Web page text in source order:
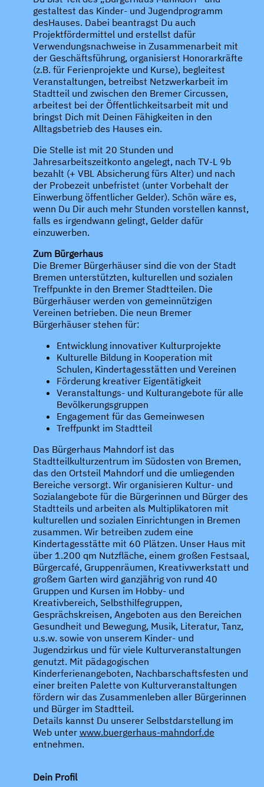
gestaltest das Kinder- und Jugendprogramm
desHauses. Dabei beantragst Du auch
Projektfördermittel und erstellst dafür
Verwendungsnachweise in Zusammenarbeit mit
der Geschäftsführung, organisierst Honorarkräfte
(z.B. für Ferienprojekte und Kurse), begleitest
Veranstaltungen, betreibst Netzwerkarbeit im
Stadtteil und zwischen den Bremer Circussen,
arbeitest bei der Öffentlichkeitsarbeit mit und
bringst Dich mit Deinen Fähigkeiten in den
Alltagsbetrieb des Hauses ein.
Die Stelle ist mit 20 Stunden und
Jahresarbeitszeitkonto angelegt, nach TV-L 9b
bezahlt (+ VBL Absicherung fürs Alter) und nach
der Probezeit unbefristet (unter Vorbehalt der
Einwerbung öffentlicher Gelder). Schön wäre es,
wenn Du Dir auch mehr Stunden vorstellen kannst,
falls es irgendwann gelingt, Gelder dafür
einzuwerben.
Zum Bürgerhaus
Die Bremer Bürgerhäuser sind die von der Stadt
Bremen unterstützten, kulturellen und sozialen
Treffpunkte in den Bremer Stadtteilen. Die
Bürgerhäuser werden von gemeinnützigen
Vereinen betrieben. Die neun Bremer
Bürgerhäuser stehen für:
Entwicklung innovativer Kulturprojekte
Kulturelle Bildung in Kooperation mit
Schulen, Kindertagesstätten und Vereinen
Förderung kreativer Eigentätigkeit
Veranstaltungs- und Kulturangebote für alle
Bevölkerungsgruppen
Engagement für das Gemeinwesen
Treffpunkt im Stadtteil
Das Bürgerhaus Mahndorf ist das
Stadtteilkulturzentrum im Südosten von Bremen,
das den Ortsteil Mahndorf und die umliegenden
Bereiche versorgt. Wir organisieren Kultur- und
Sozialangebote für die Bürgerinnen und Bürger des
Stadtteils und arbeiten als Multiplikatoren mit
kulturellen und sozialen Einrichtungen in Bremen
zusammen. Wir betreiben zudem eine
Kindertagesstätte mit 60 Plätzen. Unser Haus mit
über 1.200 qm Nutzfläche, einem großen Festsaal,
Bürgercafé, Gruppenräumen, Kreativwerkstatt und
großem Garten wird ganzjährig von rund 40
Gruppen und Kursen im Hobby- und
Kreativbereich, Selbsthilfegruppen,
Gesprächskreisen, Angeboten aus den Bereichen
Gesundheit und Bewegung, Musik, Literatur, Tanz,
u.s.w. sowie von unserem Kinder- und
Jugendzirkus und für viele Kulturveranstaltungen
genutzt. Mit pädagogischen
Kinderferienangeboten, Nachbarschaftsfesten und
einer breiten Palette von Kulturveranstaltungen
fördern wir das Zusammenleben aller Bürgerinnen
und Bürger im Stadtteil.
Details kannst Du unserer Selbstdarstellung im
Web unter www.buergerhaus-mahndorf.de
entnehmen.
Dein Profil